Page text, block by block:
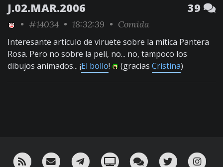
J.02.MAR.2006 39
• #14034 • 18:32:39 • Comida
Interesante artículo de viruete sobre la mítica Pantera
Rosa. Pero no sobre la peli, no... no, tampoco los
dibujos animados... ¡El bollo! (gracias Cristina)
RSS ¡Mándame un email!¡Nuestro canal en Telegram!
Oink! TV Charla con nosotros
Twitter